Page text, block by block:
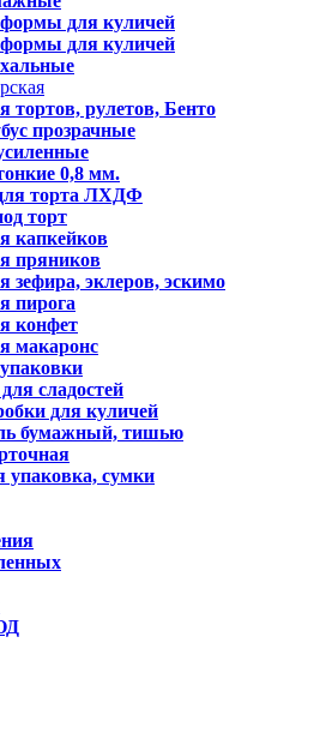
для куличей
для куличей
тортов, рулетов, Бенто
прозрачные
0,8 мм.
торта ЛХДФ
торт
капкейков
пряников
зефира, эклеров, эскимо
пирога
конфет
макаронс
сладостей
для куличей
бумажный, тишью
упаковка, сумки